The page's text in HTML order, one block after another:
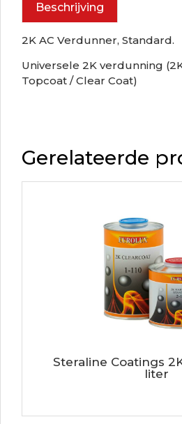
Beschrijving
2K AC Verdunner, Standard.
Universele 2K verdunning
Topcoat / Clear Coat)
Gerelateerde
Steraline Coatings
liter